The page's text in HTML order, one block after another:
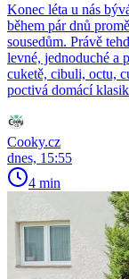
Konec léta u nás
během pár dnů
sousedům. Právě
levné, jednoduché a
cuketě, cibuli, octu,
poctivá domácí
Cooky.cz
dnes, 15:55
4 min